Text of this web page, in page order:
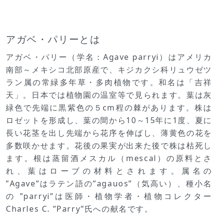
アガベ・パリーとは
アガベ・パリー（学名：Agave parryi）はアメリカ
南部～メキシコ北部原産で、キジカクシ科リュウゼツ
ラン属の常緑多年草・多肉植物です。和名は「吉祥
天」。日本では植物園の温室等で見られます。葉は灰
緑色で先端に黒紫色の５cm程の棘があります。株は
ロゼットを形成し、葉の間から10～15年に1度、夏に
長い花茎を出し先端から花序を伸ばし、薄黄色の花を
多数咲かせます。花後の果実が出来た後で株は枯死し
ます。根は蒸留酒メスカル（mescal）の原料とさ
れ、葉はローブの材料とされます。属名の
”Agave”はラテン語の”agauos”（気高い）、種小名
の ”parryi”は医師・植物学者・植物コレクター
Charles C. ”Parry”氏への献名です。